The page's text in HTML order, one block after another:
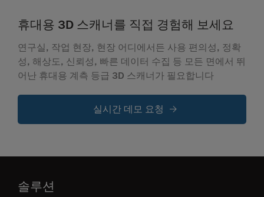
휴대용 3D 스캐너를 직접 경험해 보세요
연구실, 작업 현장, 현장 어디에서든 사용 편의성, 정확
성, 해상도, 신뢰성, 빠른 데이터 수집 등 모든 면에서 뛰
어난 휴대용 계측 등급 3D 스캐너가 필요합니다
실시간 데모 요청
솔루션